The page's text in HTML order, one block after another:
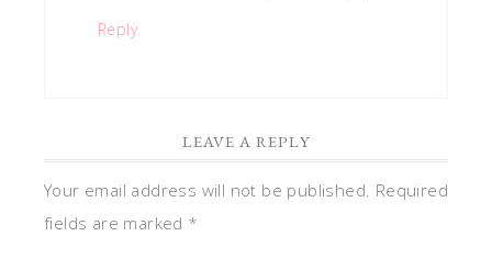
Reply
LEAVE A REPLY
Your email address will not be published. Required
fields are marked *